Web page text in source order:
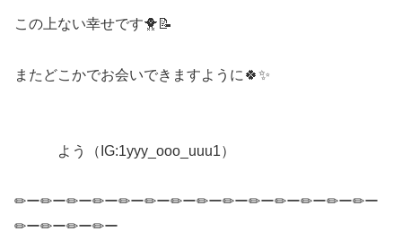
この上ない幸せです🐥📝
またどこかでお会いできますように🍀✨
よう（IG:1yyy_ooo_uuu1）
✏ー✏ー✏ー✏ー✏ー✏ー✏ー✏ー✏ー✏ー✏ー✏ー✏ー✏ー
✏ー✏ー✏ー✏ー